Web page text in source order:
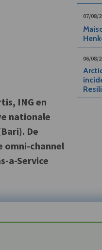
ING en
nationale
De
omni-channel
a-Service
07/08/
06/08/